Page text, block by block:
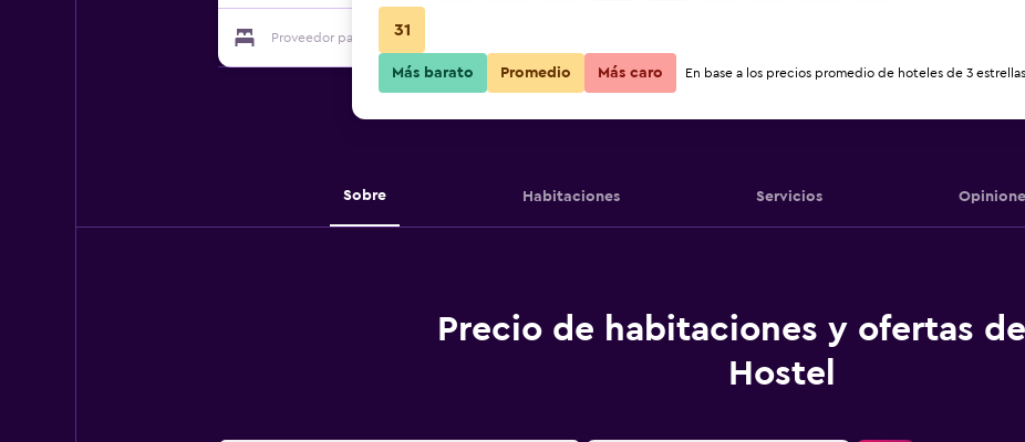
Proveedor para Muuli Hostel
Sobre Habitaciones Servicios
Precio de habitaciones y ofertas
Hostel
31
Más barato Promedio Más caro En base a los precios promedio de hoteles de 3 estrellas